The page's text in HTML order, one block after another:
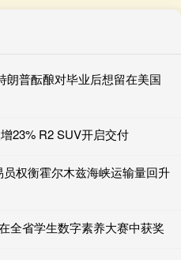
朗普酝酿对毕业后想留在美国
23% R2 SUV开启交付
权衡霍尔木兹海峡运输量回升
全省学生数字素养大赛中获奖